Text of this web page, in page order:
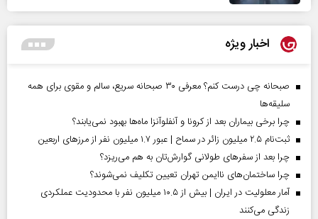
اخبار ویژه
صبحانه چی درست کنم؟ معرفی ۳۰ صبحانه سریع، سالم و مقوی برای همه
سلیقه‌ها
چرا برخی بیماران بعد از کرونا و آنفلوآنزا ماه‌ها بهبود نمی‌یابند؟
ثبت‌نام ۲.۵ میلیون زائر در سماح | عبور ۱.۷ میلیون نفر از مرز‌های اربعین
چرا بعد از سفرهای طولانی گوارش‌تان به هم می‌ریزد؟
چرا ساختمان‌های ناایمن تهران تعیین تکلیف نمی‌شوند؟
آمار معلولیت در ایران | بیش از ۱۰.۵ میلیون نفر با محدودیت عملکردی
زندگی می‌کنند